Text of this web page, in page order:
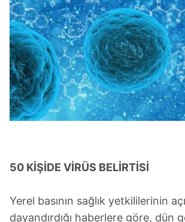
50 KİŞİDE VİRÜS BELİRTİSİ
Yerel basının sağlık yetkililerinin
dayandırdığı haberlere göre, dün